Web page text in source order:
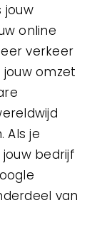
jouw
online
verkeer
omzet
Als je
bedrijf
van